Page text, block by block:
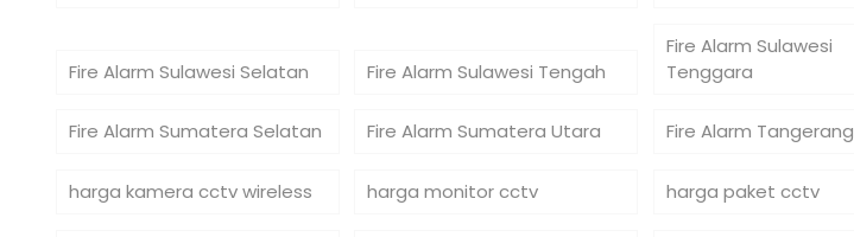
Fire Alarm Sulawesi Selatan Fire Alarm Sulawesi Tengah
Fire Alarm Sulawesi
Tenggara
Fire Alarm Sumatera Selatan Fire Alarm Sumatera Utara Fire Alarm Tangerang
harga kamera cctv wireless harga monitor cctv harga paket cctv